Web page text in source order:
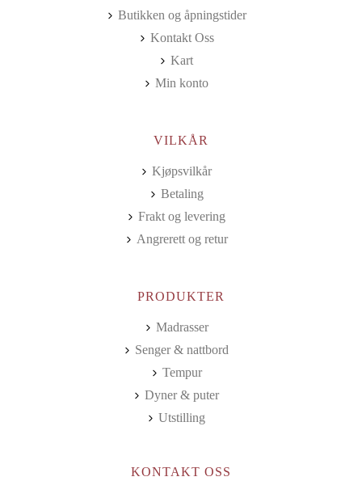
Butikken og åpningstider
Kontakt Oss
Kart
Min konto
VILKÅR
Kjøpsvilkår
Betaling
Frakt og levering
Angrerett og retur
PRODUKTER
Madrasser
Senger & nattbord
Tempur
Dyner & puter
Utstilling
KONTAKT OSS